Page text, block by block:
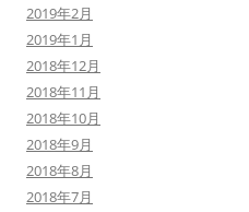
2019年2月
2019年1月
2018年12月
2018年11月
2018年10月
2018年9月
2018年8月
2018年7月